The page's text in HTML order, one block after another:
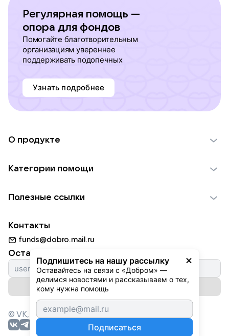
Регулярная помощь —
опора для фондов
Помогайте благотворительным
организациям увереннее
поддерживать подопечных
Узнать подробнее
Подпишитесь на нашу рассылку
Оставайтесь на связи с «Добром» —
делимся новостями и рассказываем о тех,
кому нужна помощь
Подписаться
О продукте
Использование материалов
Для НКО
Партнерам
Категории помощи
Пожилым
Животным
Природе
Культуре
Фондам
Полезные ссылки
Добрый день
Истории
Автоплатежи
Контакты
funds@dobro.mail.ru
Оставайтесь с нами
Подписаться на рассылку
© VK, 2026г. Все права защищены.